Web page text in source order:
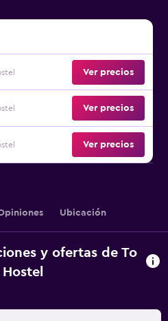
Ver precios
Ver precios
Ver precios
Ubicación
y ofertas de To